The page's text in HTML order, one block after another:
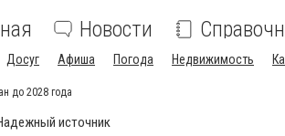
Новости
Досуг Афиша Погода Недвижимость
до 2028 года
источник